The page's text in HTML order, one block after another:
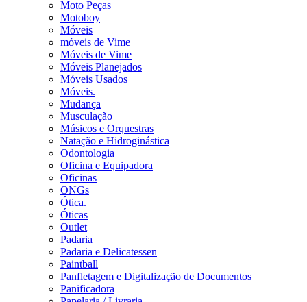
Moto Peças
Motoboy
Móveis
móveis de Vime
Móveis de Vime
Móveis Planejados
Móveis Usados
Móveis.
Mudança
Musculação
Músicos e Orquestras
Natação e Hidroginástica
Odontologia
Oficina e Equipadora
Oficinas
ONGs
Ótica.
Óticas
Outlet
Padaria
Padaria e Delicatessen
Paintball
Panfletagem e Digitalização de Documentos
Panificadora